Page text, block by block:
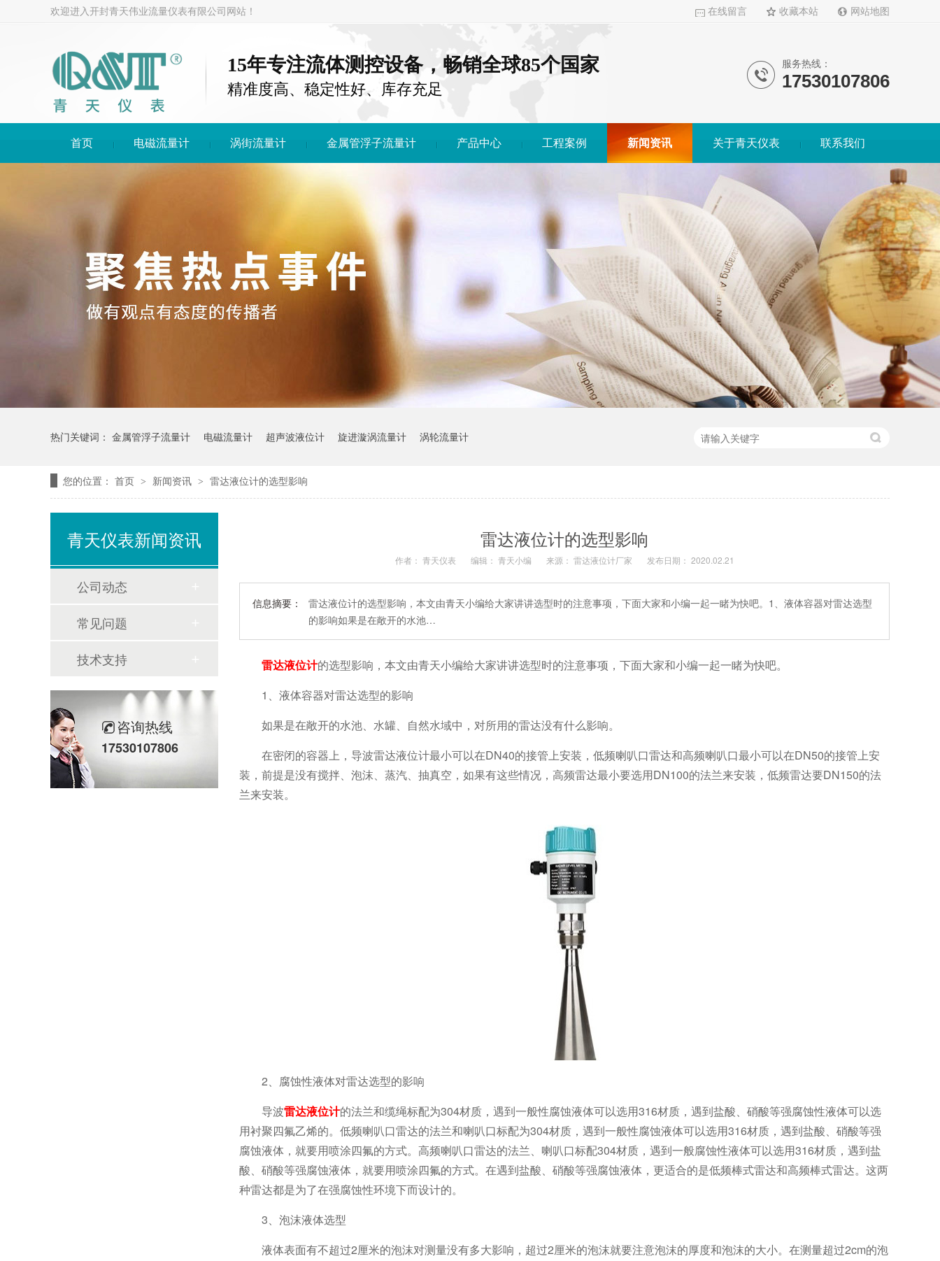
在线留言 收藏本站 网站地图
欢迎进入开封青天伟业流量仪表有限公司网站！
15年专注流体测控设备，畅销全球85个国家
精准度高、稳定性好、库存充足
服务热线：
17530107806
首页 电磁流量计 涡街流量计 金属管浮子流量计 产品中心 工程案例 新闻资讯 关于青天仪表 联系我们
热门关键词： 金属管浮子流量计 电磁流量计 超声波液位计 旋进漩涡流量计 涡轮流量计
您的位置： 首页 > 新闻资讯 > 雷达液位计的选型影响
雷达液位计的选型影响
作者： 青天仪表 编辑： 青天小编 来源： 雷达液位计厂家 发布日期： 2020.02.21
信息摘要：
雷达液位计的选型影响，本文由青天小编给大家讲讲选型时的注意事项，下面大家和小编一起一睹为快吧。1、液体容器对雷达选型
的影响如果是在敞开的水池…
雷达液位计的选型影响，本文由青天小编给大家讲讲选型时的注意事项，下面大家和小编一起一睹为快吧。
1、液体容器对雷达选型的影响
如果是在敞开的水池、水罐、自然水域中，对所用的雷达没有什么影响。
在密闭的容器上，导波雷达液位计最小可以在DN40的接管上安装，低频喇叭口雷达和高频喇叭口最小可以在DN50的接管上安
装，前提是没有搅拌、泡沫、蒸汽、抽真空，如果有这些情况，高频雷达最小要选用DN100的法兰来安装，低频雷达要DN150的法
兰来安装。
2、腐蚀性液体对雷达选型的影响
导波雷达液位计的法兰和缆绳标配为304材质，遇到一般性腐蚀液体可以选用316材质，遇到盐酸、硝酸等强腐蚀性液体可以选
用衬聚四氟乙烯的。低频喇叭口雷达的法兰和喇叭口标配为304材质，遇到一般性腐蚀液体可以选用316材质，遇到盐酸、硝酸等强
腐蚀液体，就要用喷涂四氟的方式。高频喇叭口雷达的法兰、喇叭口标配304材质，遇到一般腐蚀性液体可以选用316材质，遇到盐
酸、硝酸等强腐蚀液体，就要用喷涂四氟的方式。在遇到盐酸、硝酸等强腐蚀液体，更适合的是低频棒式雷达和高频棒式雷达。这两
种雷达都是为了在强腐蚀性环境下而设计的。
3、泡沫液体选型
液体表面有不超过2厘米的泡沫对测量没有多大影响，超过2厘米的泡沫就要注意泡沫的厚度和泡沫的大小。在测量超过2cm的泡
青天仪表新闻资讯
公司动态
常见问题
技术支持
咨询热线
17530107806